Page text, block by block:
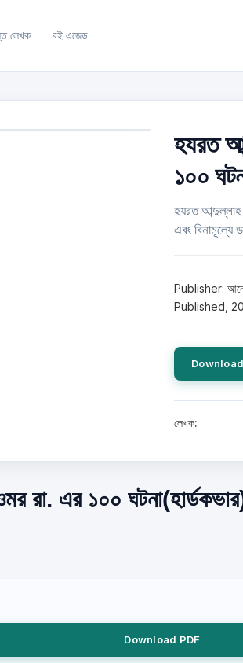
লেখক বই এজেড
হযরত
১০০
হযরত
এবং
Publisher:
Published,
লেখক:
রা. এর ১০০
Download PDF